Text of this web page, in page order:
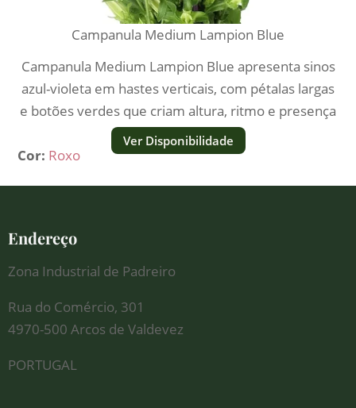
Campanula Medium Lampion Blue
Campanula Medium Lampion Blue apresenta sinos
azul-violeta em hastes verticais, com pétalas largas
e botões verdes que criam altura, ritmo e presença
visual.
Cor: Roxo
Ver Disponibilidade
Endereço
Zona Industrial de Padreiro
Rua do Comércio, 301
4970-500 Arcos de Valdevez
PORTUGAL